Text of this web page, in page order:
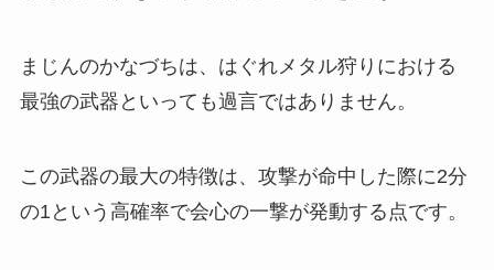
まじんのかなづちは、はぐれメタル狩りにおける
最強の武器といっても過言ではありません。
この武器の最大の特徴は、攻撃が命中した際に2分
の1という高確率で会心の一撃が発動する点です。